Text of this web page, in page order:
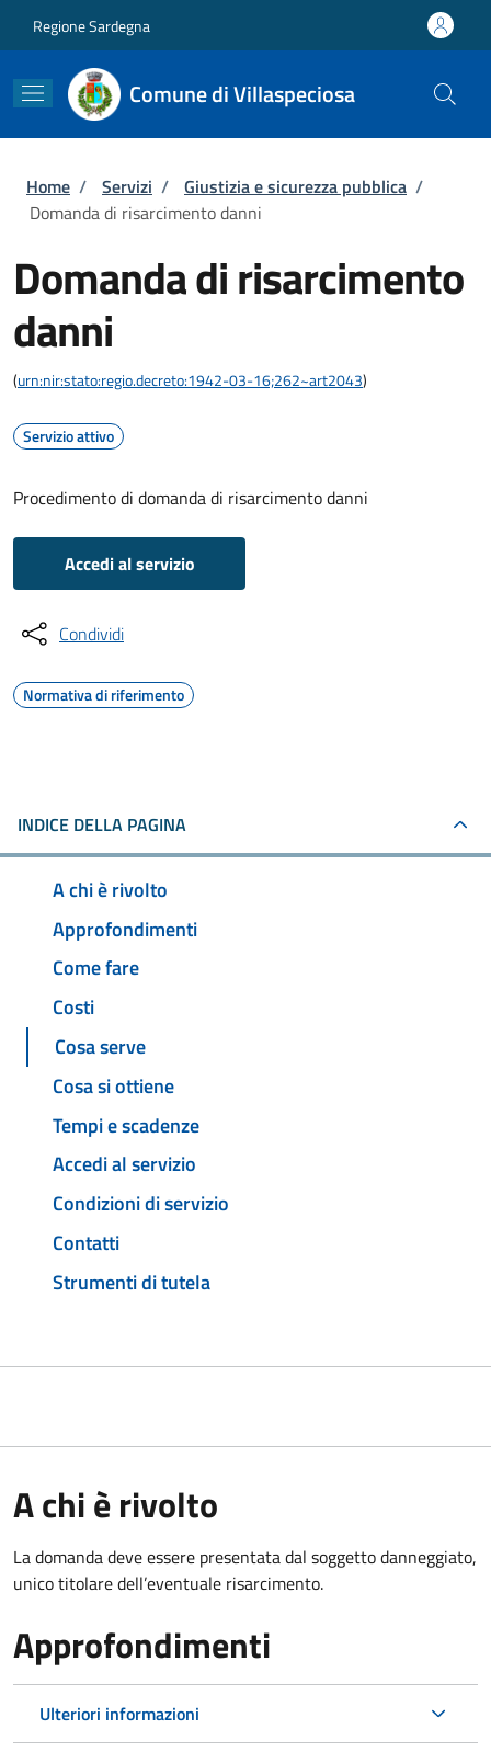
Regione Sardegna
Comune di Villaspeciosa
Briciole di pane
Home / Servizi / Giustizia e sicurezza pubblica /
Domanda di risarcimento danni
Domanda di risarcimento
danni
(urn:nir:stato:regio.decreto:1942-03-16;262~art2043)
Servizio attivo
Procedimento di domanda di risarcimento danni
Accedi al servizio
Condividi
Normativa di riferimento
INDICE DELLA PAGINA
A chi è rivolto
Approfondimenti
Come fare
Costi
Cosa serve
Cosa si ottiene
Tempi e scadenze
Accedi al servizio
Condizioni di servizio
Contatti
Strumenti di tutela
A chi è rivolto
La domanda deve essere presentata dal soggetto danneggiato,
unico titolare dell’eventuale risarcimento.
Approfondimenti
Ulteriori informazioni